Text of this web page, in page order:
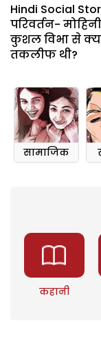
Hindi Social
परिवर्तन-
कुशल विभा से
तकलीफ थी?
सामाजिक
कहानी